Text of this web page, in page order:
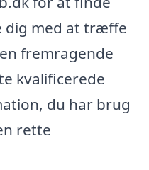
dig med at træffe
fremragende
kvalificerede
du har brug
rette